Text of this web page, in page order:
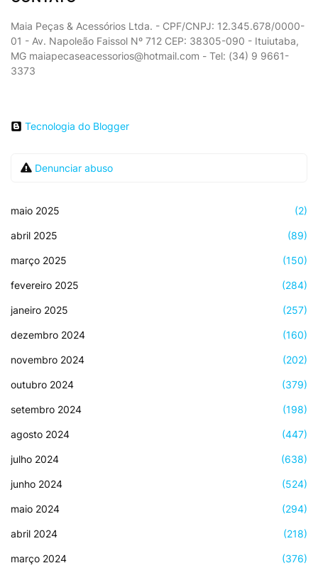
Maia Peças & Acessórios Ltda. - CPF/CNPJ: 12.345.678/0000-
01 - Av. Napoleão Faissol Nº 712 CEP: 38305-090 - Ituiutaba,
MG maiapecaseacessorios@hotmail.com - Tel: (34) 9 9661-
3373
Tecnologia do Blogger
Denunciar abuso
maio 2025 (2)
abril 2025 (89)
março 2025 (150)
fevereiro 2025 (284)
janeiro 2025 (257)
dezembro 2024 (160)
novembro 2024 (202)
outubro 2024 (379)
setembro 2024 (198)
agosto 2024 (447)
julho 2024 (638)
junho 2024 (524)
maio 2024 (294)
abril 2024 (218)
março 2024 (376)